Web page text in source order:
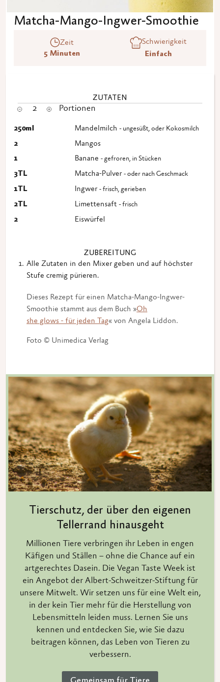
Matcha-Mango-Ingwer-Smoothie
Zeit
5 Minuten
Schwierigkeit
Einfach
ZUTATEN
2 Portionen
250ml Mandelmilch - ungesüßt, oder Kokosmilch
2
Mangos
1
Banane - gefroren, in Stücken
3TL Matcha-Pulver - oder nach Geschmack
1TL Ingwer - frisch, gerieben
2TL Limettensaft - frisch
2 Eiswürfel
ZUBEREITUNG
Alle Zutaten in den Mixer geben und auf höchster
Stufe cremig pürieren.
Dieses Rezept für einen Matcha-Mango-Ingwer-
Smoothie stammt aus dem Buch »Oh
she glows - für jeden Tag« von Angela Liddon.
Foto © Unimedica Verlag
Tierschutz, der über den eigenen
Tellerrand hinausgeht
Millionen Tiere verbringen ihr Leben in engen
Käfigen und Ställen – ohne die Chance auf ein
artgerechtes Dasein. Die Vegan Taste Week ist
ein Angebot der Albert-Schweitzer-Stiftung für
unsere Mitwelt. Wir setzen uns für eine Welt ein,
in der kein Tier mehr für die Herstellung von
Lebensmitteln leiden muss. Lernen Sie uns
kennen und entdecken Sie, wie Sie dazu
beitragen können, das Leben von Tieren zu
verbessern.